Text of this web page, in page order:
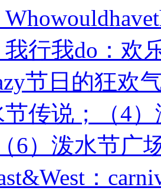
行我do：欢
节日的狂欢
节传说；（4
6）泼水节广
：